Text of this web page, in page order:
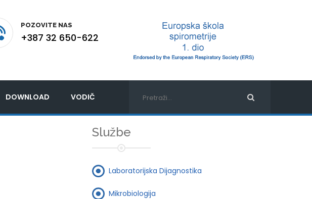
POZOVITE NAS
+387 32 650-622
DOWNLOAD VODIČ
Službe
Laboratorijska Dijagnostika
Mikrobiologija